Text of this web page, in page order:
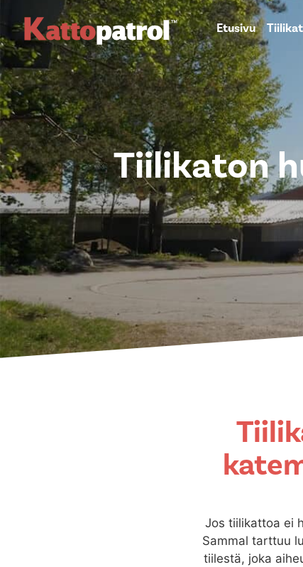
Etusivu
Tiilikaton
Jos tiilikattoa ei
Sammal tarttuu
tiilestä, joka